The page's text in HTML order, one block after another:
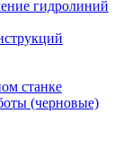
гидролиний
станке
(черновые)